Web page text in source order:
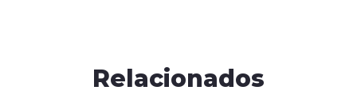
Relacionados